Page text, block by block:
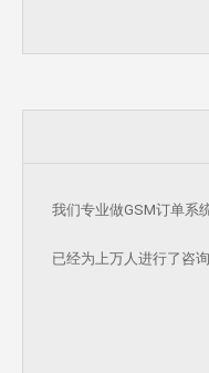
我们专业做GSM订单系
已经为上万人进行了咨